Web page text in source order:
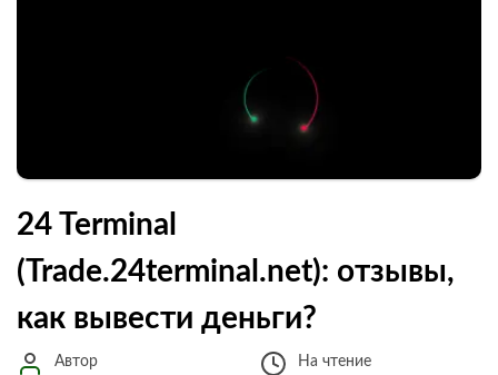
24 Terminal
(Trade.24terminal.net): отзывы,
как вывести деньги?
Автор
На чтение